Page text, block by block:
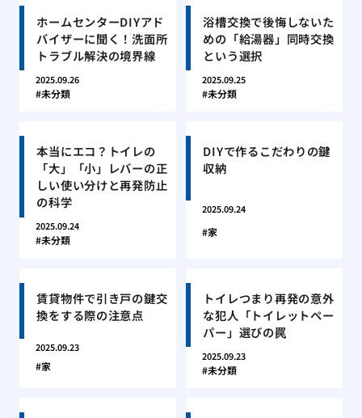
ホームセンターDIYアド
バイザーに聞く！洗面所
トラブル解決の境界線
2025.09.26
未分類
浴槽交換で後悔しないた
めの「給湯器」同時交換
という選択
2025.09.25
未分類
本当にエコ？トイレの
「大」「小」レバーの正
しい使い分けと再発防止
の科学
2025.09.24
未分類
DIYで作るこだわりの鍵
収納
2025.09.24
家
賃貸物件で引き戸の鍵交
換をする際の注意点
2025.09.23
家
トイレつまり再発の意外
な犯人「トイレットペー
パー」選びの罠
2025.09.23
未分類